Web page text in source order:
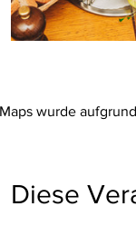
wurde
Diese